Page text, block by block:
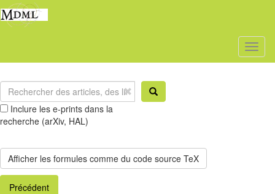
Inclure les e-prints dans la
recherche (arXiv, HAL)
Précédent